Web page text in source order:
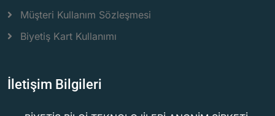
Müşteri Kullanım Sözleşmesi
Biyetiş Kart Kullanımı
İletişim Bilgileri